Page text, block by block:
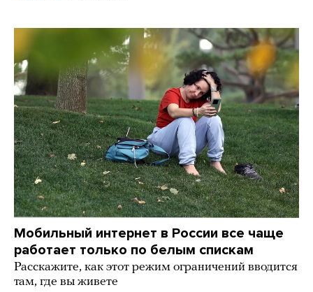
Мобильный интернет в России все чаще
работает только по белым спискам
Расскажите, как этот режим ограничений вводится
там, где вы живете